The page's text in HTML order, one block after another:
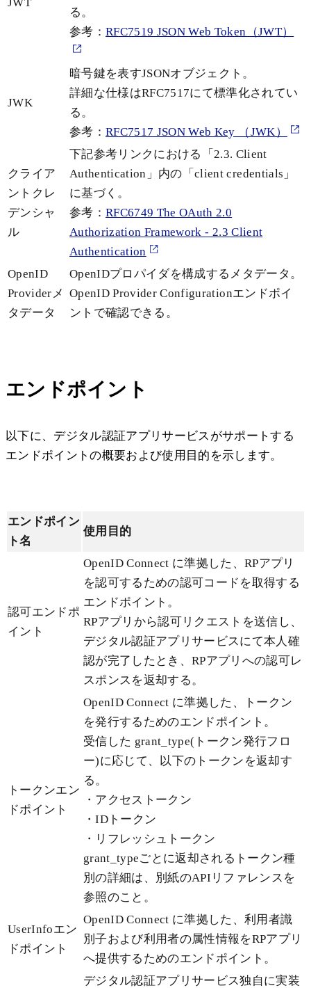
る。
参考：RFC7519 JSON Web Token（JWT）
JWK
暗号鍵を表すJSONオブジェクト。
詳細な仕様はRFC7517にて標準化されてい
る。
参考：RFC7517 JSON Web Key （JWK）
クライア
ントクレ
デンシャ
ル
下記参考リンクにおける「2.3. Client
Authentication」内の「client credentials」
に基づく。
参考：RFC6749 The OAuth 2.0
Authorization Framework - 2.3 Client
Authentication
OpenID
Providerメ
タデータ
OpenIDプロパイダを構成するメタデータ。
OpenID Provider Configurationエンドポイ
ントで確認できる。
エンドポイント
以下に、デジタル認証アプリサービスがサポートする
エンドポイントの概要および使用目的を示します。
エンドポイン
ト名
使用目的
認可エンドポ
イント
OpenID Connect に準拠した、RPアプリ
を認可するための認可コードを取得する
エンドポイント。
RPアプリから認可リクエストを送信し、
デジタル認証アプリサービスにて本人確
認が完了したとき、RPアプリへの認可レ
スポンスを返却する。
トークンエン
ドポイント
OpenID Connect に準拠した、トークン
を発行するためのエンドポイント。
受信した grant_type(トークン発行フロ
ー)に応じて、以下のトークンを返却す
る。
・アクセストークン
・IDトークン
・リフレッシュトークン
grant_typeごとに返却されるトークン種
別の詳細は、別紙のAPIリファレンスを
参照のこと。
UserInfoエン
ドポイント
OpenID Connect に準拠した、利用者識
別子および利用者の属性情報をRPアプリ
へ提供するためのエンドポイント。
デジタル認証アプリサービス独自に実装